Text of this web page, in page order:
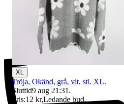
Ersättning om du inte får din vara
XL
Tröja, Okänd, grå, vit, stl. XL.
Sluttid9 aug 21:31 .
Pris:12 kr,Ledande bud.